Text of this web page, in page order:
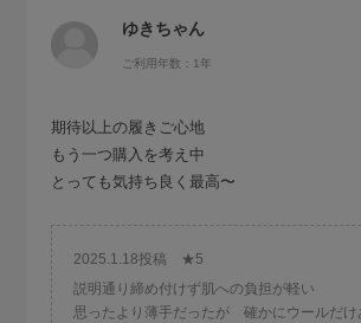
ゆきちゃん
ご利用年数：1年
期待以上の履きご心地
もう一つ購入を考え中
とっても気持ち良く最高〜
2025.1.18投稿 ★5
説明通り締め付けず肌への負担が軽い
思ったより薄手だったが 確かにウールだけ